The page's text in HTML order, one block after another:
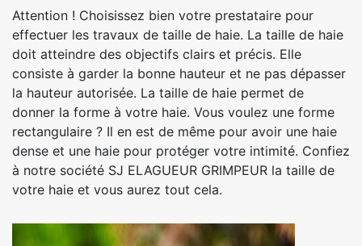
Attention ! Choisissez bien votre prestataire pour
effectuer les travaux de taille de haie. La taille de haie
doit atteindre des objectifs clairs et précis. Elle
consiste à garder la bonne hauteur et ne pas dépasser
la hauteur autorisée. La taille de haie permet de
donner la forme à votre haie. Vous voulez une forme
rectangulaire ? Il en est de même pour avoir une haie
dense et une haie pour protéger votre intimité. Confiez
à notre société SJ ELAGUEUR GRIMPEUR la taille de
votre haie et vous aurez tout cela.